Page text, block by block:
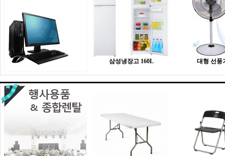
삼성냉장고 160L 대형 선풍